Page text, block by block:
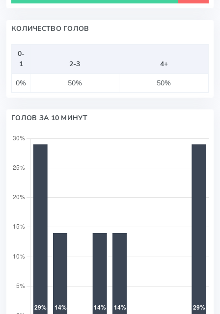
КОЛИЧЕСТВО ГОЛОВ
0-
1
2-3
4+
0%
50% 50%
ГОЛОВ ЗА 10 МИНУТ